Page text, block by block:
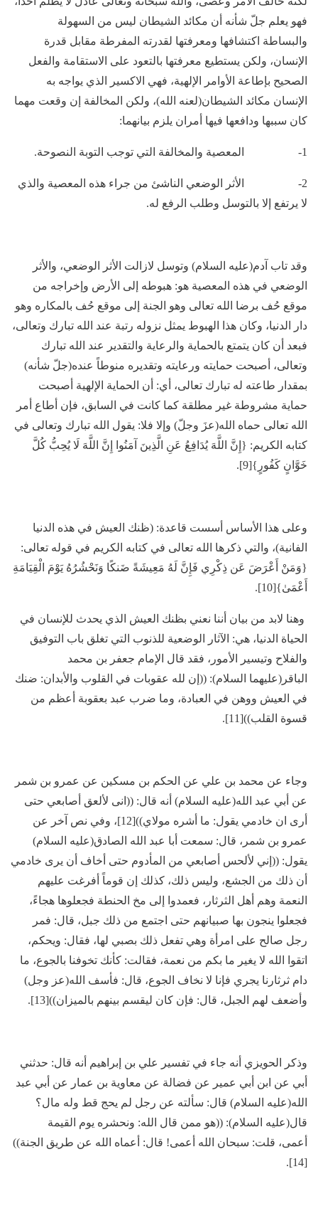
فهو يعلم جلّ شأنه أن مكائد الشيطان ليس من السهولة
والبساطة اكتشافها ومعرفتها لقدرته المفرطة مقابل قدرة
الإنسان، ولكن يستطيع معرفتها بالتعود على الاستقامة والفعل
الصحيح بإطاعة الأوامر الإلهية، فهي الاكسير الذي يواجه به
الإنسان مكائد الشيطان(لعنه الله)، ولكن المخالفة إن وقعت مهما
كان سببها ودافعها فيها أمران يلزم بيانهما:
1- المعصية والمخالفة التي توجب التوبة النصوحة.
2- الأثر الوضعي الناشئ من جراء هذه المعصية والذي
لا يرتفع إلا بالتوسل وطلب الرفع له.
وقد تاب آدم(عليه السلام) وتوسل لازالت الأثر الوضعي، والأثر
الوضعي في هذه المعصية هو: هبوطه إلى الأرض وإخراجه من
موقع حُف برضا الله تعالى وهو الجنة إلى موقع حُف بالمكاره وهو
دار الدنيا، وكان هذا الهبوط يمثل نزوله رتبة عند الله تبارك وتعالى،
فبعد أن كان يتمتع بالحماية والرعاية والتقدير عند الله تبارك
وتعالى، أصبحت حمايته ورعايته وتقديره منوطاً عنده(جلّ شأنه)
بمقدار طاعته له تبارك تعالى، أي: أن الحماية الإلهية أصبحت
حماية مشروطة غير مطلقة كما كانت في السابق، فإن أطاع أمر
الله تعالى حماه الله(عزَ وجلّ) وإلا فلا: يقول الله تبارك وتعالى في
كتابه الكريم: {إِنَّ اللَّهَ يُدَافِعُ عَنِ الَّذِينَ آمَنُوا إِنَّ اللَّهَ لَا يُحِبُّ كُلَّ
خَوَّانٍ كَفُورٍ}[9].
وعلى هذا الأساس أسست قاعدة: (ظنك العيش في هذه الدنيا
الفانية)، والتي ذكرها الله تعالى في كتابه الكريم في قوله تعالى:
{وَمَنْ أَعْرَضَ عَن ذِكْرِي فَإِنَّ لَهُ مَعِيشَةً ضَنكًا وَنَحْشُرُهُ يَوْمَ الْقِيَامَةِ
أَعْمَىٰ}[10].
وهنا لابد من بيان أننا نعني بظنك العيش الذي يحدث للإنسان في
الحياة الدنيا، هي: الآثار الوضعية للذنوب التي تغلق باب التوفيق
والفلاح وتيسير الأمور، فقد قال الإمام جعفر بن محمد
الباقر(عليهما السلام): ((إن لله عقوبات في القلوب والأبدان: ضنك
في العيش ووهن في العبادة، وما ضرب عبد بعقوبة أعظم من
قسوة القلب))[11].
وجاء عن محمد بن علي عن الحكم بن مسكين عن عمرو بن شمر
عن أبي عبد الله(عليه السلام) أنه قال: ((انى لألعق أصابعي حتى
أرى ان خادمي يقول: ما أشره مولاي))[12]، وفي نص آخر عن
عمرو بن شمر، قال: سمعت أبا عبد الله الصادق(عليه السلام)
يقول: ((إني لألحس أصابعي من المأدوم حتى أخاف أن يرى خادمي
أن ذلك من الجشع، وليس ذلك، كذلك إن قوماً أفرغت عليهم
النعمة وهم أهل الثرثار، فعمدوا إلى مخ الحنطة فجعلوها هجاءً،
فجعلوا ينجون بها صبيانهم حتى اجتمع من ذلك جبل، قال: فمر
رجل صالح على امرأة وهي تفعل ذلك بصبي لها، فقال: ويحكم،
اتقوا الله لا يغير ما بكم من نعمة، فقالت: كأنك تخوفنا بالجوع، ما
دام ثرثارنا يجري فإنا لا نخاف الجوع، قال: فأسف الله(عز وجل)
وأضعف لهم الجبل، قال: فإن كان ليقسم بينهم بالميزان))[13].
وذكر الحويزي أنه جاء في تفسير علي بن إبراهيم أنه قال: حدثني
أبي عن ابن أبي عمير عن فضالة عن معاوية بن عمار عن أبي عبد
الله(عليه السلام) قال: سألته عن رجل لم يحج قط وله مال؟
قال(عليه السلام): ((هو ممن قال الله: ونحشره يوم القيمة
أعمى، قلت: سبحان الله أعمى! قال: أعماه الله عن طريق الجنة))
[14].